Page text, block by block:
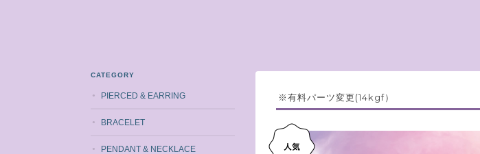
※有料パーツ変更(14kgf）
CATEGORY
PIERCED & EARRING
BRACELET
PENDANT & NECKLACE